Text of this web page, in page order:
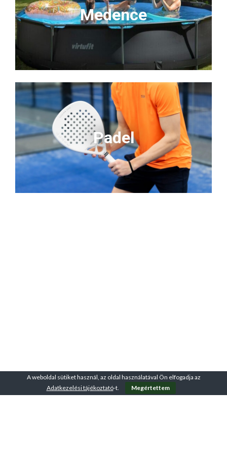
Medence
Padel
A weboldal sütiket használ, az oldal használatával Ön elfogadja az
Adatkezelési tájékoztató-t. Megértettem